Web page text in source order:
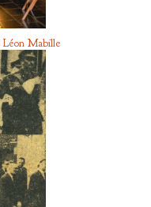
Léon Mabille